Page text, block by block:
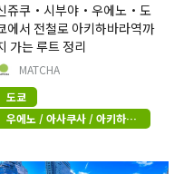
쥬쿠・시부야・우에노・도
에서 전철로 아키하바라역까
가는 루트 정리
MATCHA
도쿄
우에노 / 아사쿠사 / 아키하바
라